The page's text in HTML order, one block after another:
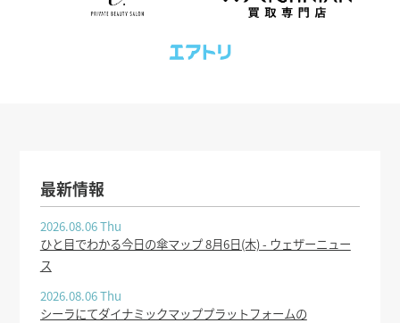
最新情報
2026.08.06 Thu
ひと目でわかる今日の傘マップ 8月6日(木) - ウェザーニュー
ス
2026.08.06 Thu
シーラにてダイナミックマッププラットフォームの